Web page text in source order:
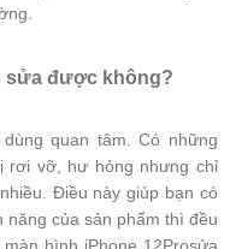
sửa được không?
quan tâm. Có những
rơi vỡ, hư hỏng nhưng chỉ
Điều này giúp bạn có
của sản phẩm thì đều